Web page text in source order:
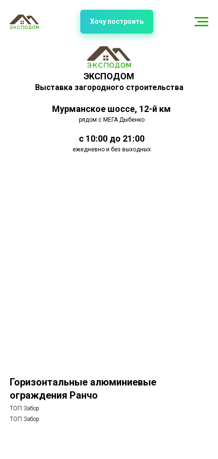
ЭКСПОДОМ
Выставка загородного строительства
Мурманское шоссе, 12-й км
рядом с МЕГА Дыбенко
с 10:00 до 21:00
ежедневно и без выходных
Хочу построить
Горизонтальные алюминиевые
ограждения Ранчо
ТОП Забор
ТОП Забор